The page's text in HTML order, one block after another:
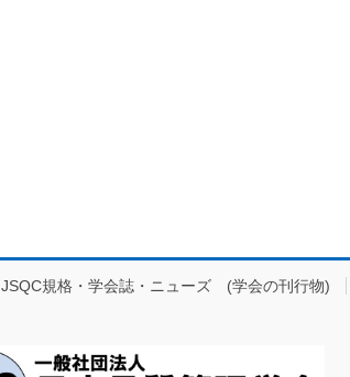
JSQC規格・学会誌・ニューズ (学会の刊行物)